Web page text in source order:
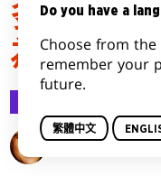
多明納里
為力量，
Mark
Do you have a
Choose from
remember your
future.
繁體中文